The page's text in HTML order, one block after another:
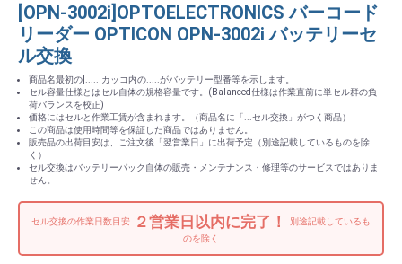
[OPN-3002i]OPTOELECTRONICS バーコード
リーダー OPTICON OPN-3002i バッテリーセ
ル交換
商品名最初の[.....]カッコ内の.....がバッテリー型番等を示します。
セル容量仕様とはセル自体の規格容量です。(Balanced仕様は作業直前に単セル群の負
荷バランスを校正)
価格にはセルと作業工賃が含まれます。（商品名に「...セル交換」がつく商品）
この商品は使用時間等を保証した商品ではありません。
販売品の出荷目安は、ご注文後「翌営業日」に出荷予定（別途記載しているものを除
く）
セル交換はバッテリーパック自体の販売・メンテナンス・修理等のサービスではありま
せん。
セル交換の作業日数目安 ２営業日以内に完了！
別途記載しているも
のを除く